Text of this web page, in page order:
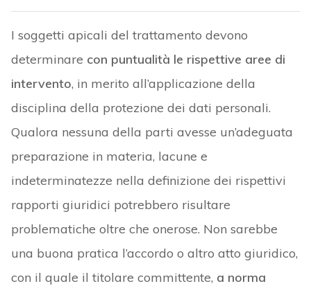
I soggetti apicali del trattamento devono
determinare con puntualità le rispettive aree di
intervento, in merito all’applicazione della
disciplina della protezione dei dati personali.
Qualora nessuna della parti avesse un’adeguata
preparazione in materia, lacune e
indeterminatezze nella definizione dei rispettivi
rapporti giuridici potrebbero risultare
problematiche oltre che onerose. Non sarebbe
una buona pratica l’accordo o altro atto giuridico,
con il quale il titolare committente, a norma